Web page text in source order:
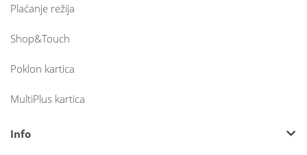
Plaćanje režija
Shop&Touch
Poklon kartica
MultiPlus kartica
Info